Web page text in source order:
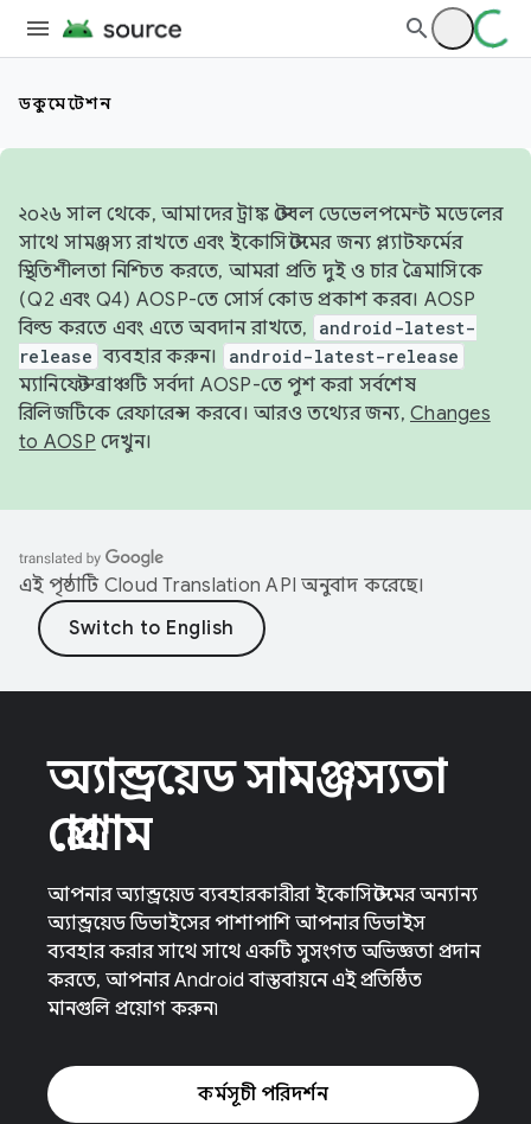
ডকুমেন্টেশন
২০২৬ সাল থেকে, আমাদের ট্রাঙ্ক স্টেবল ডেভেলপমেন্ট মডেলের
সাথে সামঞ্জস্য রাখতে এবং ইকোসিস্টেমের জন্য প্ল্যাটফর্মের
স্থিতিশীলতা নিশ্চিত করতে, আমরা প্রতি দুই ও চার ত্রৈমাসিকে
(Q2 এবং Q4) AOSP-তে সোর্স কোড প্রকাশ করব। AOSP
বিল্ড করতে এবং এতে অবদান রাখতে,
android-latest-
release ব্যবহার করুন। android-latest-release
ম্যানিফেস্ট ব্রাঞ্চটি সর্বদা AOSP-তে পুশ করা সর্বশেষ
রিলিজটিকে রেফারেন্স করবে। আরও তথ্যের জন্য, Changes
to AOSP দেখুন।
এই পৃষ্ঠাটি Cloud Translation API অনুবাদ করেছে।
অ্যান্ড্রয়েড সামঞ্জস্যতা
প্রোগ্রাম
আপনার অ্যান্ড্রয়েড ব্যবহারকারীরা ইকোসিস্টেমের অন্যান্য
অ্যান্ড্রয়েড ডিভাইসের পাশাপাশি আপনার ডিভাইস
ব্যবহার করার সাথে সাথে একটি সুসংগত অভিজ্ঞতা প্রদান
করতে, আপনার Android বাস্তবায়নে এই প্রতিষ্ঠিত
মানগুলি প্রয়োগ করুন৷
কর্মসূচী পরিদর্শন